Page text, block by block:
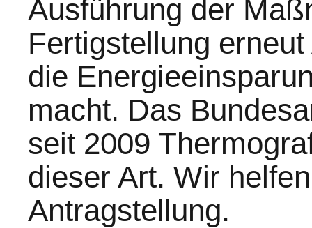
Ausführung der
Fertigstellung
die
macht. Das
seit 2009
dieser Art. Wir
Antragstellung.